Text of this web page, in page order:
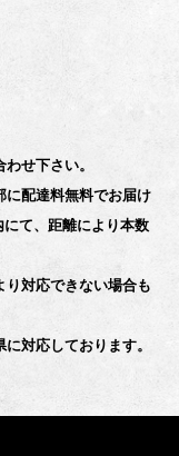
せ下さい。
に配達料無料でお届け
にて、距離により本数
対応できない場合も
対応しております。